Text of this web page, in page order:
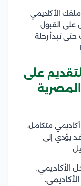
الأكاديمي
على القبول
حتى تبدأ رحلة
على
المصرية
متكامل،
يؤدي إلى
الأكاديمي.